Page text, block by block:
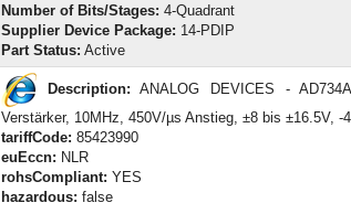
Number of Bits/Stages: 4-Quadrant
Supplier Device Package: 14-PDIP
Part Status: Active
Description: ANALOG DEVICES -
Verstärker, 10MHz, 450V/µs Anstieg, ±8 bis ±16.5V, -
tariffCode: 85423990
euEccn: NLR
rohsCompliant: YES
hazardous: false